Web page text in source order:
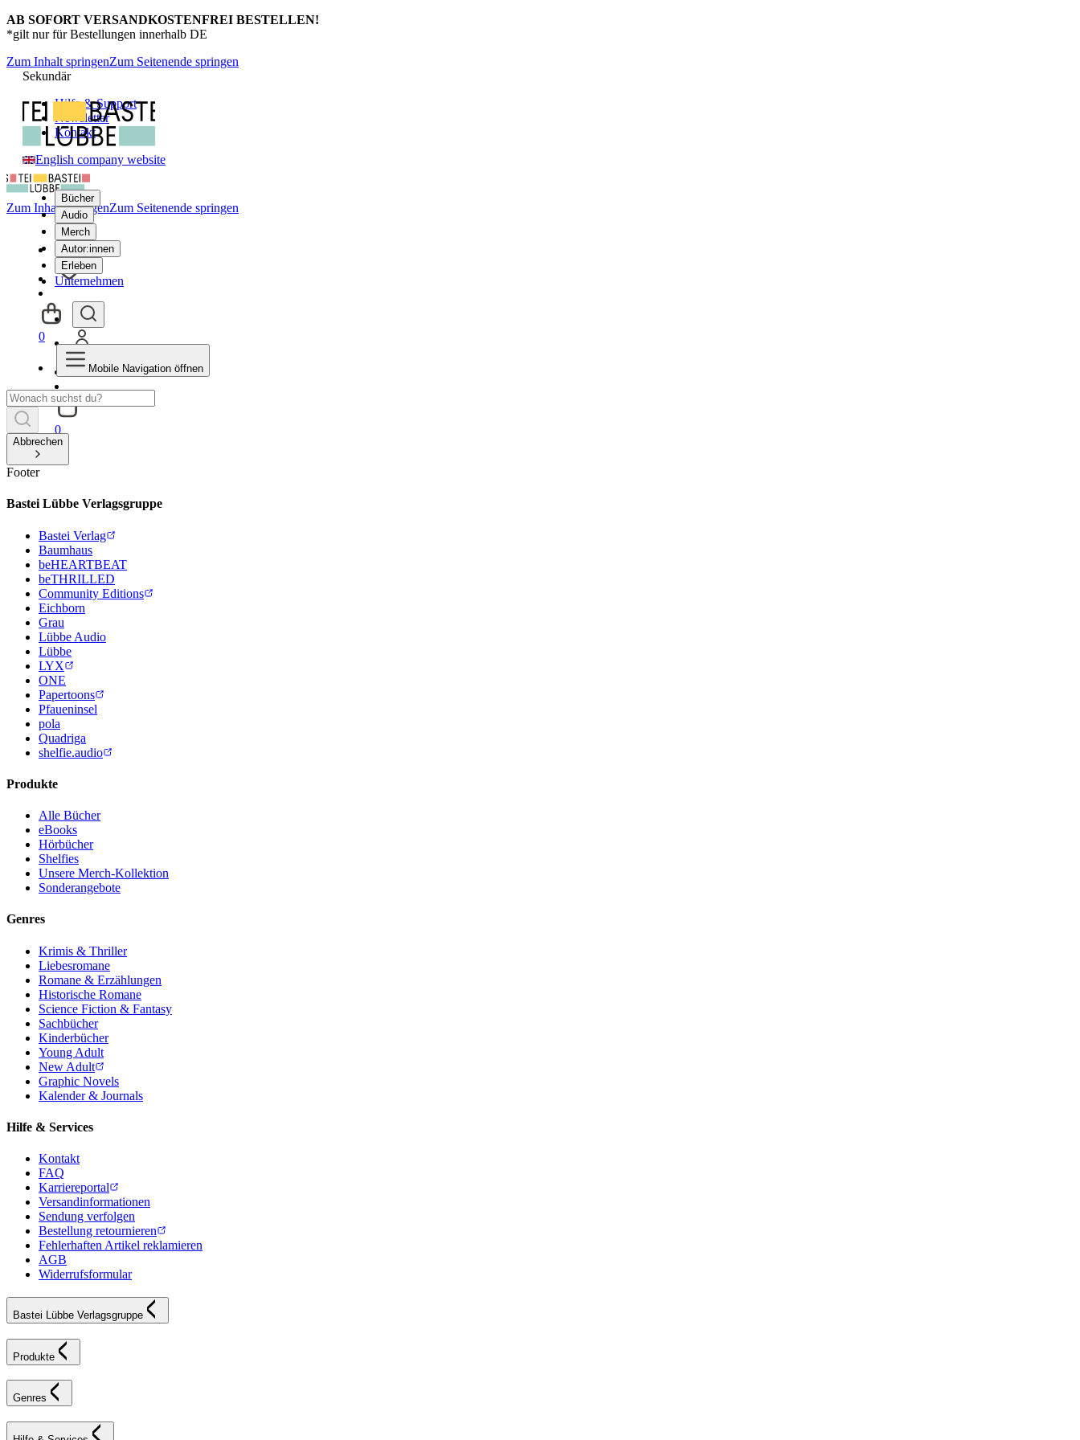
AB SOFORT VERSANDKOSTENFREI BESTELLEN!
*gilt nur für Bestellungen innerhalb DE
Zum Inhalt springenZum Seitenende springen
Sekundär
Hilfe & Support
Newsletter
Kontakt
English company website
Bücher
Audio
Merch
Autor:innen
Erleben
Unternehmen
0
Zum Inhalt springenZum Seitenende springen
0
Mobile Navigation öffnen
Abbrechen
Footer
Bastei Lübbe Verlagsgruppe
Bastei Verlag
Baumhaus
beHEARTBEAT
beTHRILLED
Community Editions
Eichborn
Grau
Lübbe Audio
Lübbe
LYX
ONE
Papertoons
Pfaueninsel
pola
Quadriga
shelfie.audio
Produkte
Alle Bücher
eBooks
Hörbücher
Shelfies
Unsere Merch-Kollektion
Sonderangebote
Genres
Krimis & Thriller
Liebesromane
Romane & Erzählungen
Historische Romane
Science Fiction & Fantasy
Sachbücher
Kinderbücher
Young Adult
New Adult
Graphic Novels
Kalender & Journals
Hilfe & Services
Kontakt
FAQ
Karriereportal
Versandinformationen
Sendung verfolgen
Bestellung retournieren
Fehlerhaften Artikel reklamieren
AGB
Widerrufsformular
Bastei Lübbe Verlagsgruppe
Produkte
Genres